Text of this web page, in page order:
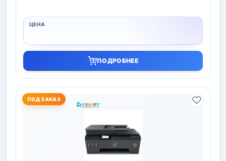
ПОДРОБНЕЕ
ПОД ЗАКАЗ